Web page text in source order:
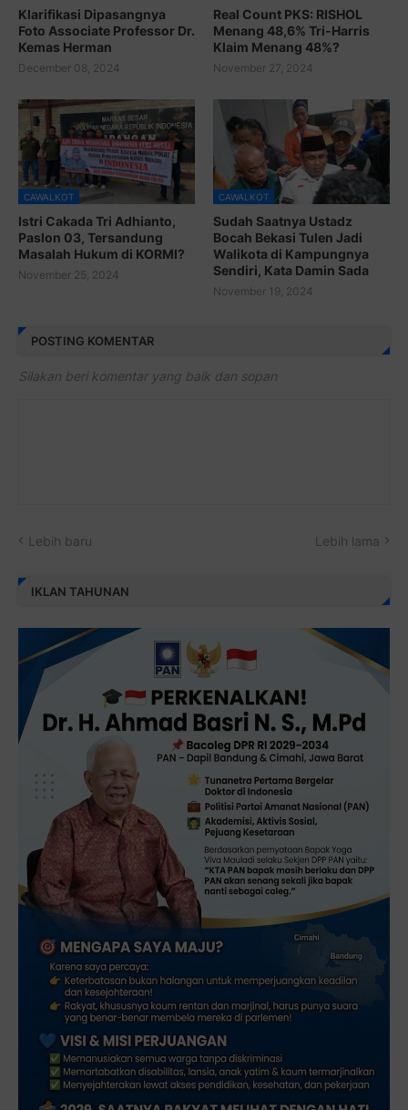
Klarifikasi Dipasangnya
Foto Associate Professor Dr.
Kemas Herman
December 08, 2024
Real Count PKS: RISHOL
Menang 48,6% Tri-Harris
Klaim Menang 48%?
November 27, 2024
CAWALKOT
Istri Cakada Tri Adhianto,
Paslon 03, Tersandung
Masalah Hukum di KORMI?
November 25, 2024
CAWALKOT
Sudah Saatnya Ustadz
Bocah Bekasi Tulen Jadi
Walikota di Kampungnya
Sendiri, Kata Damin Sada
November 19, 2024
POSTING KOMENTAR
Silakan beri komentar yang baik dan sopan
Lebih baru Lebih lama
IKLAN TAHUNAN